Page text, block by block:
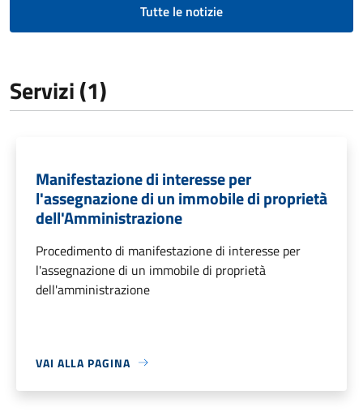
Tutte le notizie
Servizi (1)
Manifestazione di interesse per
l'assegnazione di un immobile di proprietà
dell'Amministrazione
Procedimento di manifestazione di interesse per
l'assegnazione di un immobile di proprietà
dell'amministrazione
VAI ALLA PAGINA